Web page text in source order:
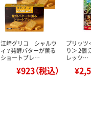
江崎グリコ シャルウ
ィ？発酵バターが薫る
ショートブレ…
¥923（税込）
プリッツ
り＞ 2個
レッツ…